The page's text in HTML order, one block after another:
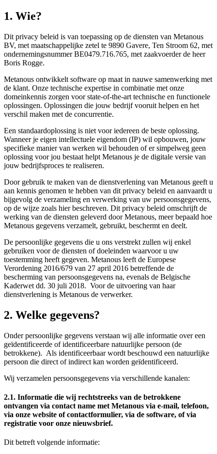
1. Wie?
Dit privacy beleid is van toepassing op de diensten van Metanous
BV, met maatschappelijke zetel te 9890 Gavere, Ten Stroom 62, met
ondernemingsnummer BE0479.716.765, met zaakvoerder de heer
Boris Rogge.
Metanous ontwikkelt software op maat in nauwe samenwerking met
de klant. Onze technische expertise in combinatie met onze
domeinkennis zorgen voor state-of-the-art technische en functionele
oplossingen. Oplossingen die jouw bedrijf vooruit helpen en het
verschil maken met de concurrentie.
Een standaardoplossing is niet voor iedereen de beste oplossing.
Wanneer je eigen intellectuele eigendom (IP) wil opbouwen, jouw
specifieke manier van werken wil behouden of er simpelweg geen
oplossing voor jou bestaat helpt Metanous je de digitale versie van
jouw bedrijfsproces te realiseren.
Door gebruik te maken van de dienstverlening van Metanous geeft u
aan kennis genomen te hebben van dit privacy beleid en aanvaardt u
bijgevolg de verzameling en verwerking van uw persoonsgegevens,
op de wijze zoals hier beschreven. Dit privacy beleid omschrijft de
werking van de diensten geleverd door Metanous, meer bepaald hoe
Metanous gegevens verzamelt, gebruikt, beschermt en deelt.
De persoonlijke gegevens die u ons verstrekt zullen wij enkel
gebruiken voor de diensten of doeleinden waarvoor u uw
toestemming heeft gegeven. Metanous leeft de Europese
Verordening 2016/679 van 27 april 2016 betreffende de
bescherming van persoonsgegevens na, evenals de Belgische
Kaderwet dd. 30 juli 2018. Voor de uitvoering van haar
dienstverlening is Metanous de verwerker.
2. Welke gegevens?
Onder persoonlijke gegevens verstaan wij alle informatie over een
geïdentificeerde of identificeerbare natuurlijke persoon (de
betrokkene). Als identificeerbaar wordt beschouwd een natuurlijke
persoon die direct of indirect kan worden geïdentificeerd.
Wij verzamelen persoonsgegevens via verschillende kanalen:
2.1. Informatie die wij rechtstreeks van de betrokkene
ontvangen via contact name met Metanous via e-mail, telefoon,
via onze website of contactformulier, via de software, of via
registratie voor onze nieuwsbrief.
Dit betreft volgende informatie: